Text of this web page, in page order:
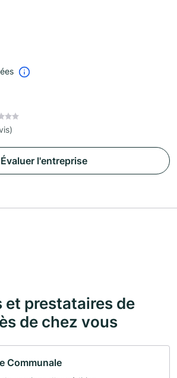
Évaluer l'entreprise
et prestataires de
de chez vous
Communale